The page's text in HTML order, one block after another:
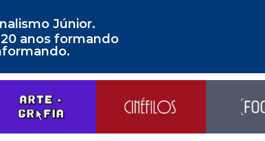
Júnior.
20 anos formando